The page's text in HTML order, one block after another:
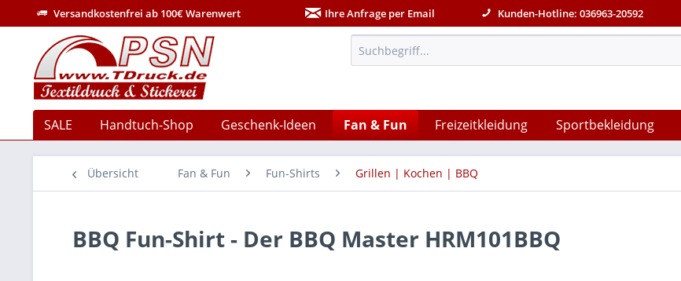
Versandkostenfrei ab 100€ Warenwert Ihre Anfrage per Email Kunden-Hotline: 036963-20592
SALE Handtuch-Shop Geschenk-Ideen Fan & Fun Freizeitkleidung Sportbekleidung
Übersicht Fan & Fun Fun-Shirts Grillen | Kochen | BBQ
BBQ Fun-Shirt - Der BBQ Master HRM101BBQ